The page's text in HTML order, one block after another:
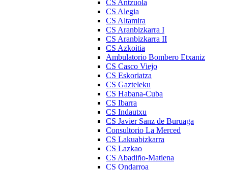
CS Antzuola
CS Alegia
CS Altamira
CS Aranbizkarra I
CS Aranbizkarra II
CS Azkoitia
Ambulatorio Bombero Etxaniz
CS Casco Viejo
CS Eskoriatza
CS Gazteleku
CS Habana-Cuba
CS Ibarra
CS Indautxu
CS Javier Sanz de Buruaga
Consultorio La Merced
CS Lakuabizkarra
CS Lazkao
CS Abadiño-Matiena
CS Ondarroa